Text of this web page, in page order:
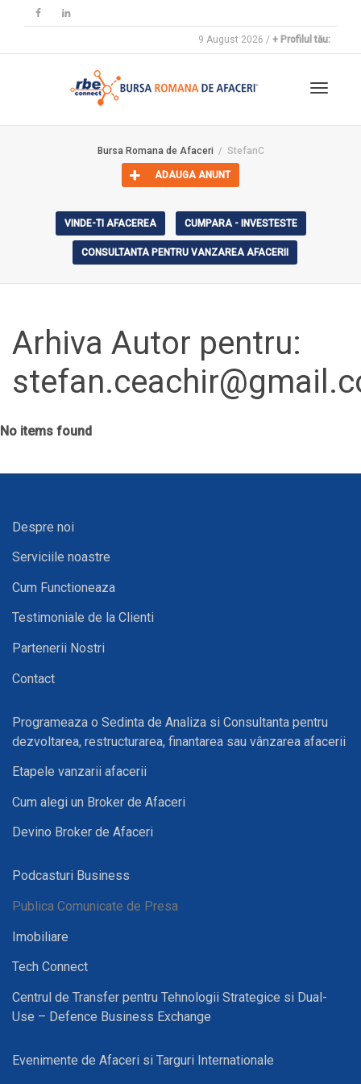
9 August 2026 / + Profilul tău:
Bursa Romana de Afaceri StefanC
ADAUGA ANUNT
VINDE-TI AFACEREA CUMPARA - INVESTESTE
CONSULTANTA PENTRU VANZAREA AFACERII
Arhiva Autor pentru:
No items found
Despre noi
Serviciile noastre
Cum Functioneaza
Testimoniale de la Clienti
Partenerii Nostri
Contact
Programeaza o Sedinta de Analiza si Consultanta pentru
dezvoltarea, restructurarea, finantarea sau vânzarea afacerii
Etapele vanzarii afacerii
Cum alegi un Broker de Afaceri
Devino Broker de Afaceri
Podcasturi Business
Publica Comunicate de Presa
Imobiliare
Tech Connect
Centrul de Transfer pentru Tehnologii Strategice si Dual-
Use – Defence Business Exchange
Evenimente de Afaceri si Targuri Internationale